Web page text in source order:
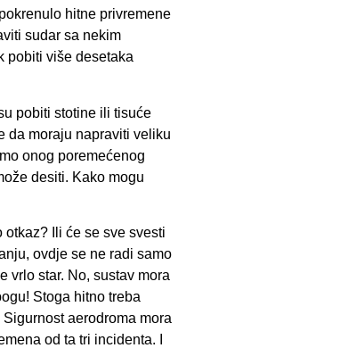
hitne privremene
sudar sa nekim
pobiti više desetaka
pobiti stotine ili tisuće
da moraju napraviti veliku
onog poremećenog
desiti. Kako mogu
Ili će se sve svesti
ovdje se ne radi samo
vrlo star. No, sustav mora
Stoga hitno treba
aerodroma mora
od ta tri incidenta. I